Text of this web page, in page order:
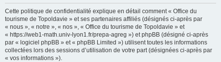
Cette politique de confidentialité explique en détail comment « Office du
tourisme de Topoldavie » et ses partenaires affiliés (désignés ci-après par
« nous », « notre », « nos », « Office du tourisme de Topoldavie » et
« https://web1-math.univ-lyon1.fr/prepa-agreg ») et phpBB (désigné ci-après
par « logiciel phpBB » et « phpBB Limited ») utilisent toutes les informations
collectées lors des sessions d’utilisation de votre part (désignées ci-après par
« vos informations »).